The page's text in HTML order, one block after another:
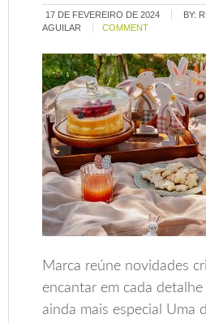
17 DE FEVEREIRO DE 2024 BY:
AGUILAR
COMMENT
Marca reúne novidades
encantar em cada
ainda mais especial Uma